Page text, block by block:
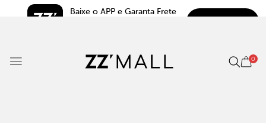
Baixe o APP e Garanta Frete
0